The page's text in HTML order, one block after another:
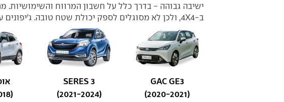
ישיבה גבוהה - בדרך כלל על חשבון המרווח והשימושיות.
ב-4X4, ולכן לא מסוגלים לספק יכולת שטח טובה. ג'יפונים עירוניים, לטוב ולרע.
GAC GE3
(2020-2021)
SERES 3
(2021-2024)
(2014-2018)